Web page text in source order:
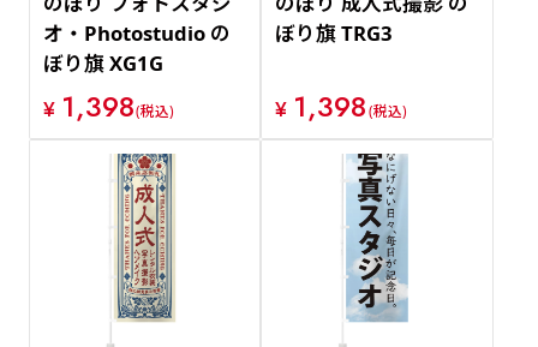
オ・Photostudio の
ぼり旗 XG1G
¥ 1,398(税込)
ぼり旗 TRG3
¥ 1,398(税込)